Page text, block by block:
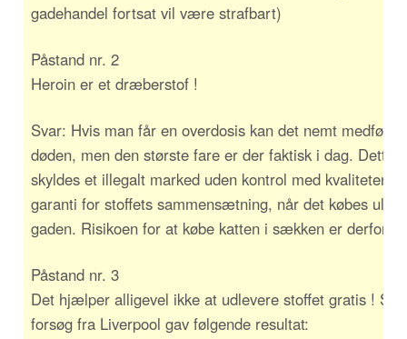
gadehandel fortsat vil være strafbart)
Påstand nr. 2
Heroin er et dræberstof !
Svar: Hvis man får en overdosis kan det nemt medføre
døden, men den største fare er der faktisk i dag. Dette
skyldes et illegalt marked uden kontrol med kvaliteten
garanti for stoffets sammensætning, når det købes
gaden. Risikoen for at købe katten i sækken er derfor
Påstand nr. 3
Det hjælper alligevel ikke at udlevere stoffet gratis !
forsøg fra Liverpool gav følgende resultat: